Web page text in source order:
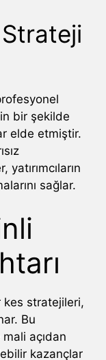
bir şekilde
elde etmiştir.
sağlar.
kes stratejileri,
Bu
açıdan
kazançlar